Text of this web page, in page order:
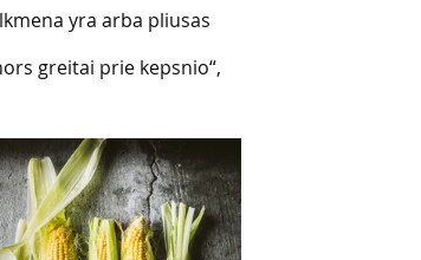
yra arba pliusas
greitai prie kepsnio“,